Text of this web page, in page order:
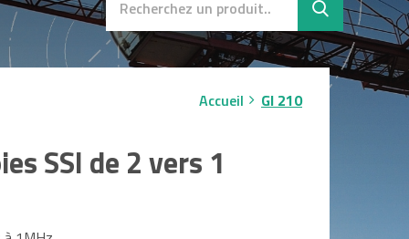
et
AUTRES
Destockage
Accueil GI 210
SSI de 2 vers 1